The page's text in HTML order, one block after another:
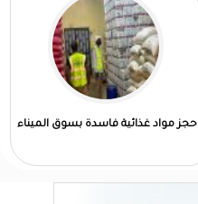
حجز مواد غذائية فاسدة بسوق الميناء